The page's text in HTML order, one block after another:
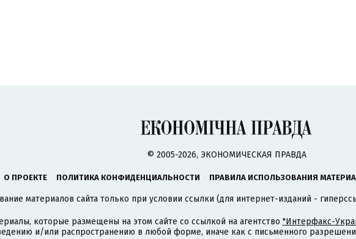
© 2005-2026, ЭКОНОМИЧЕСКАЯ ПРАВДА
О ПРОЕКТЕ ПОЛИТИКА КОНФИДЕНЦИАЛЬНОСТИ ПРАВИЛА ИСПОЛЬЗОВАНИЯ
материалов сайта только при условии ссылки (для интернет-изданий -
которые размещены на этом сайте со ссылкой на агентство "Интерфакс-
и/или распространению в любой форме, иначе как с письменного